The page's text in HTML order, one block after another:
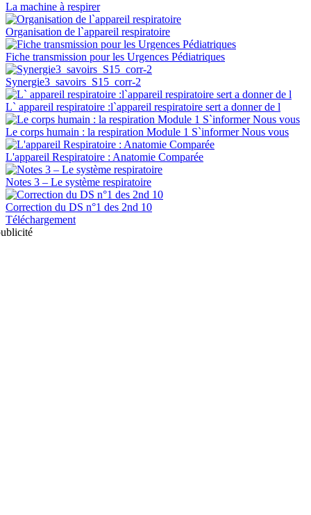
La machine à respirer
Organisation de l`appareil respiratoire
Fiche transmission pour les Urgences Pédiatriques
Synergie3_savoirs_S15_corr-2
L` appareil respiratoire :l`appareil respiratoire sert a donner de l
Le corps humain : la respiration Module 1 S`informer Nous vous
L'appareil Respiratoire : Anatomie Comparée
Notes 3 – Le système respiratoire
Correction du DS n°1 des 2nd 10
Téléchargement